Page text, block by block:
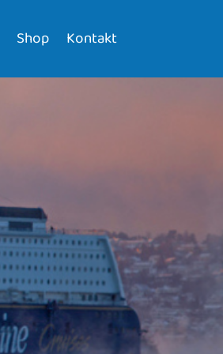
Shop Kontakt